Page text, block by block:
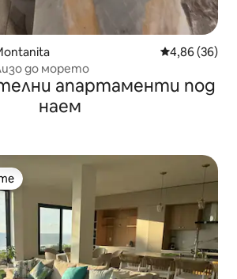
Средна
4,86 (36)
до морето
апартаменти под
наем